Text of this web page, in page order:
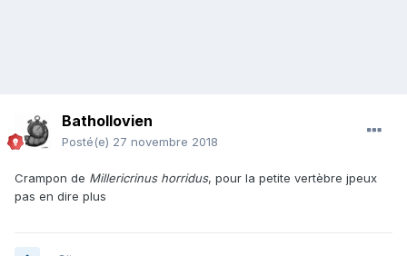
Bathollovien
Posté(e) 27 novembre 2018
Crampon de Millericrinus horridus, pour la petite vertèbre jpeux
pas en dire plus